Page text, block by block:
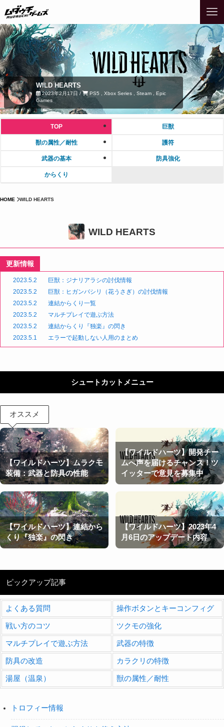
WILD HEARTS
2023年2月17日 /
PS5 , Xbox Series , Steam , Epic
Games
TOP 巨獣
獣の属性／耐性 護符
武器の基本 防具強化
からくり
HOME WILD HEARTS
WILD HEARTS
更新情報
2023.5.2
巨獣：ジナリアラシの討伐情報
2023.5.2
巨獣：ヒガンバシリ（花うさぎ）の討伐情報
2023.5.2
連結からくり一覧
2023.5.2
マルチプレイで遊ぶ方法
2023.5.2
連結からくり『独楽』の閃き
2023.5.1
エラーで起動しない人用のまとめ
シュートカットメニュー
オススメ
【ワイルドハーツ】ムラクモ
装備：武器と防具の性能
【ワイルドハーツ】開発チー
ムへ声を届けるチャンス！ツ
イッターで意見を募集中
【ワイルドハーツ】連結から
くり『独楽』の閃き
【ワイルドハーツ】2023年4
月6日のアップデート内容
ピックアップ記事
よくある質問 操作ボタンとキーコンフィグ
戦い方のコツ ツクモの強化
マルチプレイで遊ぶ方法 武器の特徴
防具の改造 カラクリの特徴
湯屋（温泉） 獣の属性／耐性
トロフィー情報